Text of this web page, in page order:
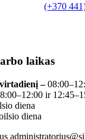
(+370
laikas
–
ir
diena
diena